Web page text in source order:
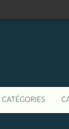
CATÉGORIES